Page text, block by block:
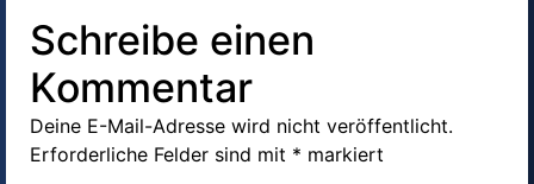
Schreibe einen
Kommentar
Deine E-Mail-Adresse wird nicht veröffentlicht.
Erforderliche Felder sind mit * markiert